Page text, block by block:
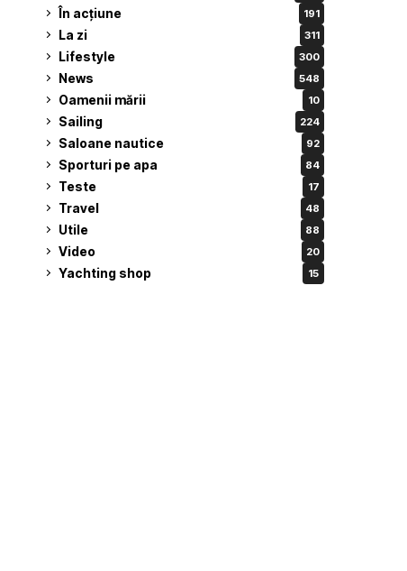
În acțiune 191
La zi 311
Lifestyle 300
News 548
Oamenii mării 10
Sailing 224
Saloane nautice 92
Sporturi pe apa 84
Teste 17
Travel 48
Utile 88
Video 20
Yachting shop 15